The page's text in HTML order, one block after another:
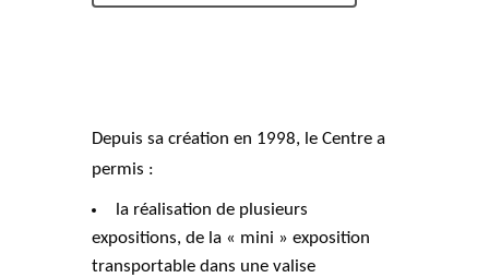
Depuis sa création en 1998, le Centre a
permis :
la réalisation de plusieurs
expositions, de la « mini » exposition
transportable dans une valise